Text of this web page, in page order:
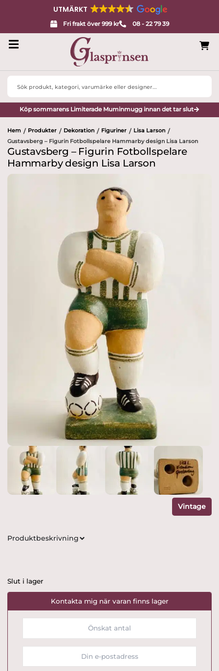
UTMÄRKT
Fri frakt över 999 kr 08 - 22 79 39
Search
Köp sommarens Limiterade Muminmugg innan det tar slut
Hem / Produkter / Dekoration / Figuriner / Lisa Larson /
Gustavsberg – Figurin Fotbollspelare Hammarby design Lisa Larson
Gustavsberg – Figurin Fotbollspelare
Hammarby design Lisa Larson
Vintage
Produktbeskrivning
Slut i lager
Kontakta mig när varan finns lager